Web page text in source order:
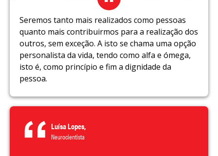
Seremos tanto mais realizados como pessoas
quanto mais contribuirmos para a realização dos
outros, sem exceção. A isto se chama uma opção
personalista da vida, tendo como alfa e ómega,
isto é, como princípio e fim a dignidade da
pessoa.
Luísa Lopes,
Neurocientista